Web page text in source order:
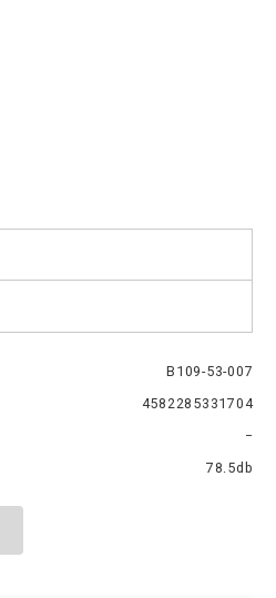
B109-53-007
4582285331704
−
78.5db